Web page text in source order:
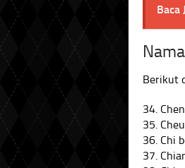
Baca
Berikut
34.
35.
36. Chi
37.